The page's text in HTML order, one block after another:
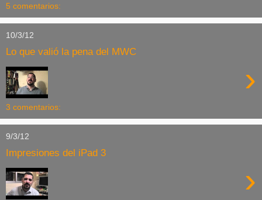
5 comentarios:
10/3/12
Lo que valió la pena del MWC
›
3 comentarios:
9/3/12
Impresiones del iPad 3
›